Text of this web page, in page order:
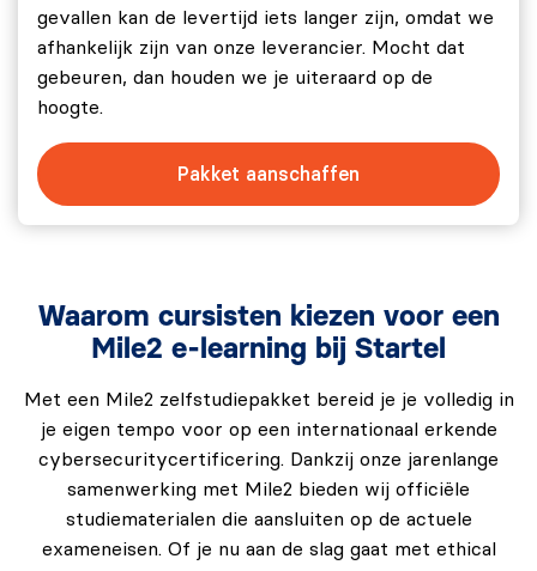
gevallen kan de levertijd iets langer zijn, omdat we
afhankelijk zijn van onze leverancier. Mocht dat
gebeuren, dan houden we je uiteraard op de
hoogte.
Pakket aanschaffen
Waarom cursisten kiezen voor een
Mile2 e-learning bij Startel
Met een Mile2 zelfstudiepakket bereid je je volledig in
je eigen tempo voor op een internationaal erkende
cybersecuritycertificering. Dankzij onze jarenlange
samenwerking met Mile2 bieden wij officiële
studiematerialen die aansluiten op de actuele
exameneisen. Of je nu aan de slag gaat met ethical